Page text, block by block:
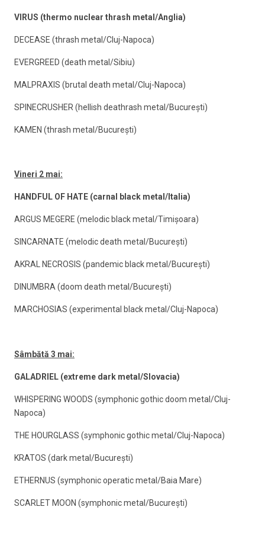
VIRUS (thermo nuclear thrash metal/Anglia)
DECEASE (thrash metal/Cluj-Napoca)
EVERGREED (death metal/Sibiu)
MALPRAXIS (brutal death metal/Cluj-Napoca)
SPINECRUSHER (hellish deathrash metal/Bucureşti)
KAMEN (thrash metal/Bucureşti)
Vineri 2 mai:
HANDFUL OF HATE (carnal black metal/Italia)
ARGUS MEGERE (melodic black metal/Timişoara)
SINCARNATE (melodic death metal/Bucureşti)
AKRAL NECROSIS (pandemic black metal/Bucureşti)
DINUMBRA (doom death metal/Bucureşti)
MARCHOSIAS (experimental black metal/Cluj-Napoca)
Sâmbătă 3 mai:
GALADRIEL (extreme dark metal/Slovacia)
WHISPERING WOODS (symphonic gothic doom metal/Cluj-
Napoca)
THE HOURGLASS (symphonic gothic metal/Cluj-Napoca)
KRATOS (dark metal/Bucureşti)
ETHERNUS (symphonic operatic metal/Baia Mare)
SCARLET MOON (symphonic metal/Bucureşti)